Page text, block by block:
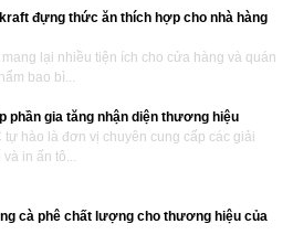
đựng thức ăn thích hợp cho nhà hàng
mang lại nhiều tiện ích cho cửa hàng và quán
bao bì...
phần gia tăng nhận diện thương hiệu
tự hào là đơn vị chuyên cung cấp các giải
in ấn tô...
cà phê chất lượng cho thương hiệu của